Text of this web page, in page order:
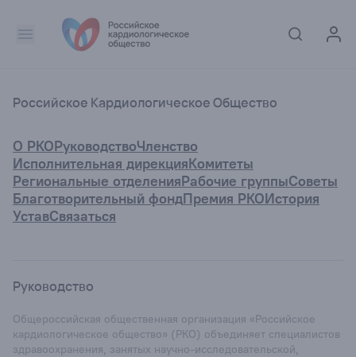
Российское Кардиологическое Общество
О РКОРуководствоЧленство
Исполнительная дирекцияКомитеты
Региональные отделенияРабочие группыСоветы
Благотворительный фондПремия РКОИстория
УставСвязаться
Руководство
Общероссийская общественная организация «Российское
кардиологическое общество» (РКО) объединяет специалистов
здравоохранения, занятых научно-исследовательской,